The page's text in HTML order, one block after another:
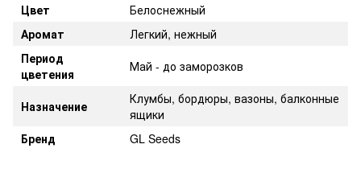
Цвет
Белоснежный
Аромат
Легкий, нежный
Период
цветения
Май - до заморозков
Назначение
Клумбы, бордюры, вазоны, балконные
ящики
Бренд
GL Seeds